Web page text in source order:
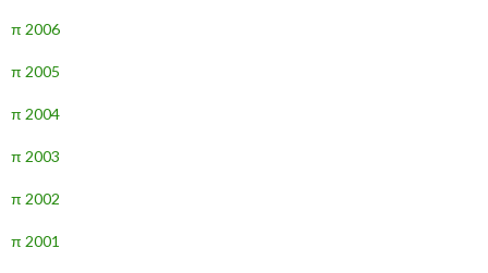
π 2006
π 2005
π 2004
π 2003
π 2002
π 2001